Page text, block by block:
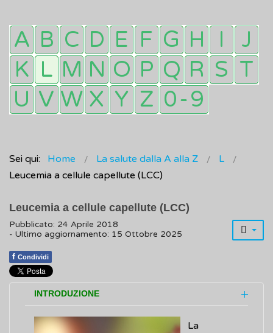
Sei qui: Home La salute dalla A alla Z
L
Leucemia a cellule capellute (LCC)
Leucemia a cellule capellute (LCC)
Pubblicato: 24 Aprile 2018
- Ultimo aggiornamento: 15 Ottobre 2025
f Condividi
INTRODUZIONE
La